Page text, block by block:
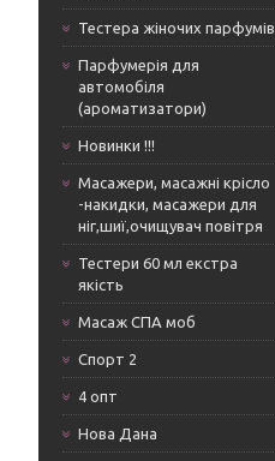
Тестера жіночих парфумів
Парфумерія для
автомобіля
(ароматизатори)
Новинки !!!
Масажери, масажні крісло
-накидки, масажери для
ніг,шиї,очищувач повітря
Тестери 60 мл екстра
якість
Масаж СПА моб
Спорт 2
4 опт
Нова Дана